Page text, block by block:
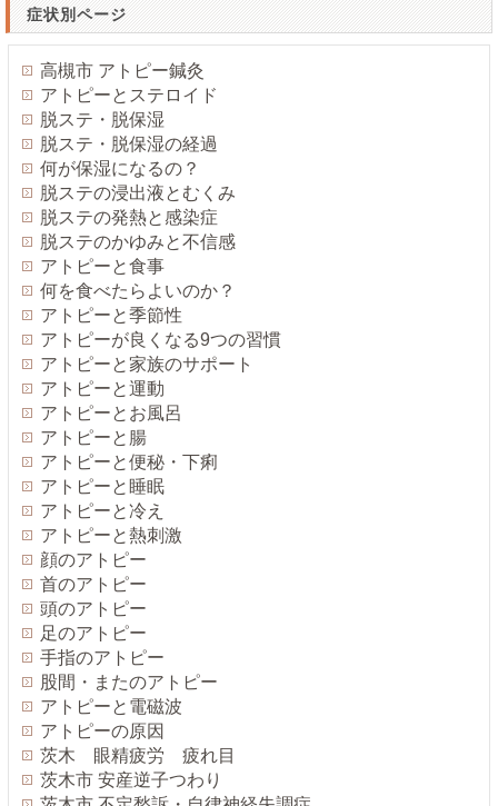
症状別ページ
高槻市 アトピー鍼灸
アトピーとステロイド
脱ステ・脱保湿
脱ステ・脱保湿の経過
何が保湿になるの？
脱ステの浸出液とむくみ
脱ステの発熱と感染症
脱ステのかゆみと不信感
アトピーと食事
何を食べたらよいのか？
アトピーと季節性
アトピーが良くなる9つの習慣
アトピーと家族のサポート
アトピーと運動
アトピーとお風呂
アトピーと腸
アトピーと便秘・下痢
アトピーと睡眠
アトピーと冷え
アトピーと熱刺激
顔のアトピー
首のアトピー
頭のアトピー
足のアトピー
手指のアトピー
股間・またのアトピー
アトピーと電磁波
アトピーの原因
茨木 眼精疲労 疲れ目
茨木市 安産逆子つわり